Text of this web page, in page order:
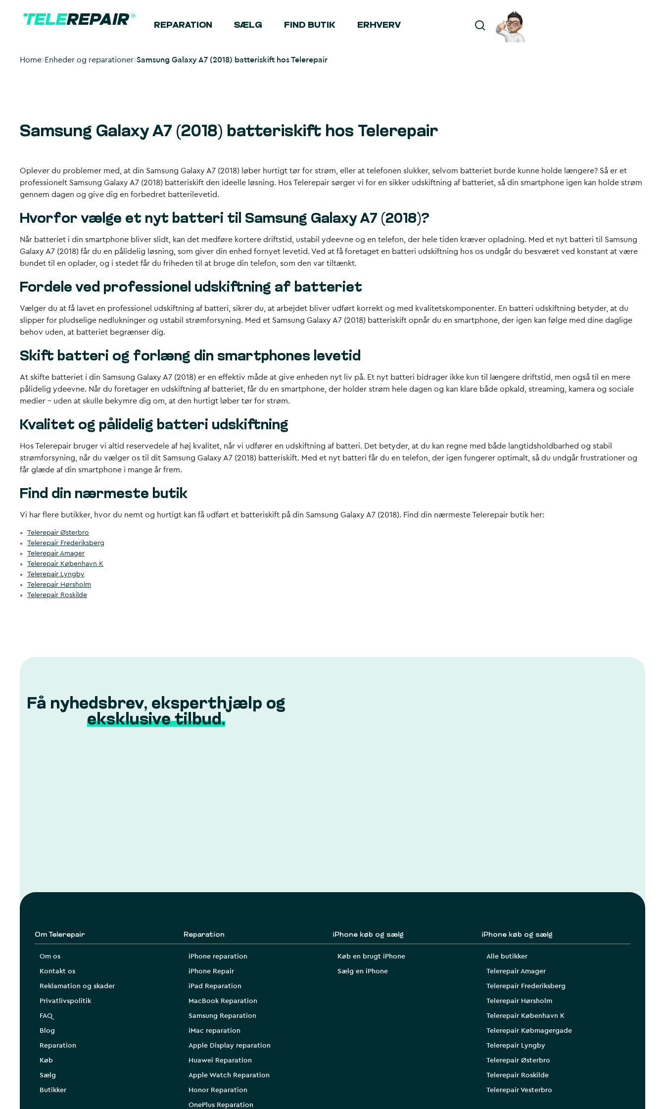
REPARATION SÆLG FIND BUTIK ERHVERV
Home Enheder og reparationer Samsung Galaxy A7 (2018) batteriskift hos Telerepair
Samsung Galaxy A7 (2018) batteriskift hos Telerepair
Oplever du problemer med, at din Samsung Galaxy A7 (2018) løber hurtigt tør for strøm, eller at telefonen slukker, selvom batteriet burde kunne holde længere? Så er et
professionelt Samsung Galaxy A7 (2018) batteriskift den ideelle løsning. Hos Telerepair sørger vi for en sikker udskiftning af batteriet, så din smartphone igen kan holde strøm
gennem dagen og give dig en forbedret batterilevetid.
Hvorfor vælge et nyt batteri til Samsung Galaxy A7 (2018)?
Når batteriet i din smartphone bliver slidt, kan det medføre kortere driftstid, ustabil ydeevne og en telefon, der hele tiden kræver opladning. Med et nyt batteri til Samsung
Galaxy A7 (2018) får du en pålidelig løsning, som giver din enhed fornyet levetid. Ved at få foretaget en batteri udskiftning hos os undgår du besværet ved konstant at være
bundet til en oplader, og i stedet får du friheden til at bruge din telefon, som den var tiltænkt.
Fordele ved professionel udskiftning af batteriet
Vælger du at få lavet en professionel udskiftning af batteri, sikrer du, at arbejdet bliver udført korrekt og med kvalitetskomponenter. En batteri udskiftning betyder, at du
slipper for pludselige nedlukninger og ustabil strømforsyning. Med et Samsung Galaxy A7 (2018) batteriskift opnår du en smartphone, der igen kan følge med dine daglige
behov uden, at batteriet begrænser dig.
Skift batteri og forlæng din smartphones levetid
At skifte batteriet i din Samsung Galaxy A7 (2018) er en effektiv måde at give enheden nyt liv på. Et nyt batteri bidrager ikke kun til længere driftstid, men også til en mere
pålidelig ydeevne. Når du foretager en udskiftning af batteriet, får du en smartphone, der holder strøm hele dagen og kan klare både opkald, streaming, kamera og sociale
medier – uden at skulle bekymre dig om, at den hurtigt løber tør for strøm.
Kvalitet og pålidelig batteri udskiftning
Hos Telerepair bruger vi altid reservedele af høj kvalitet, når vi udfører en udskiftning af batteri. Det betyder, at du kan regne med både langtidsholdbarhed og stabil
strømforsyning, når du vælger os til dit Samsung Galaxy A7 (2018) batteriskift. Med et nyt batteri får du en telefon, der igen fungerer optimalt, så du undgår frustrationer og
får glæde af din smartphone i mange år frem.
Find din nærmeste butik
Vi har flere butikker, hvor du nemt og hurtigt kan få udført et batteriskift på din Samsung Galaxy A7 (2018). Find din nærmeste Telerepair butik her:
Telerepair Østerbro
Telerepair Frederiksberg
Telerepair Amager
Telerepair København K
Telerepair Lyngby
Telerepair Hørsholm
Telerepair Roskilde
Få nyhedsbrev, eksperthjælp og
eksklusive tilbud.
Om Telerepair
Om os
Kontakt os
Reklamation og skader
Privatlivspolitik
FAQ
Blog
Reparation
Køb
Sælg
Butikker
Reparation
iPhone reparation
iPhone Repair
iPad Reparation
MacBook Reparation
Samsung Reparation
iMac reparation
Apple Display reparation
Huawei Reparation
Apple Watch Reparation
Honor Reparation
OnePlus Reparation
iPhone køb og sælg
Køb en brugt iPhone
Sælg en iPhone
iPhone køb og sælg
Alle butikker
Telerepair Amager
Telerepair Frederiksberg
Telerepair Hørsholm
Telerepair København K
Telerepair Købmagergade
Telerepair Lyngby
Telerepair Østerbro
Telerepair Roskilde
Telerepair Vesterbro